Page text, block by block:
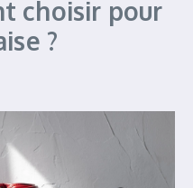
choisir pour
?